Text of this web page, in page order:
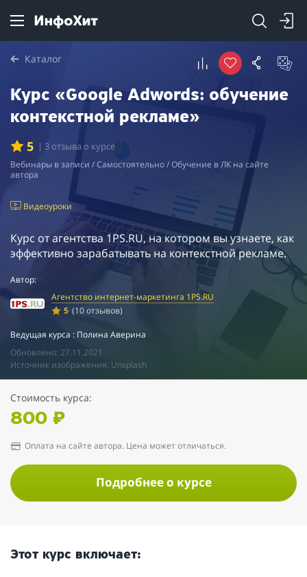
Каталог
Курс «Google Adwords: обучение
контекстной рекламе»
5 | 3 отзыва о курсе
Вебинары в записи / Самостоятельно / Обучение в ЛК на сайте
автора
Видеоуроки
Курс от агентства 1PS.RU, на котором вы узнаете, как
эффективно зарабатывать на контекстной рекламе.
Автор:
Агентство интернет-маркетинга 1PS.RU
5 (10 отзывов)
Ведущая курса : Полина Аверина
Обновлено: 27.11.2021
Источник изображения: Unsplash
Стоимость курса:
800 ₽
Оплата на сайте автора. Цена может отличаться.
Подробнее о курсе
Этот курс включает: